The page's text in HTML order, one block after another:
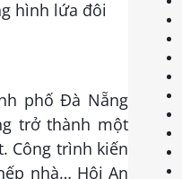
phố Đà Nẵng
trở thành một
Công trình kiến
nhà… Hội An